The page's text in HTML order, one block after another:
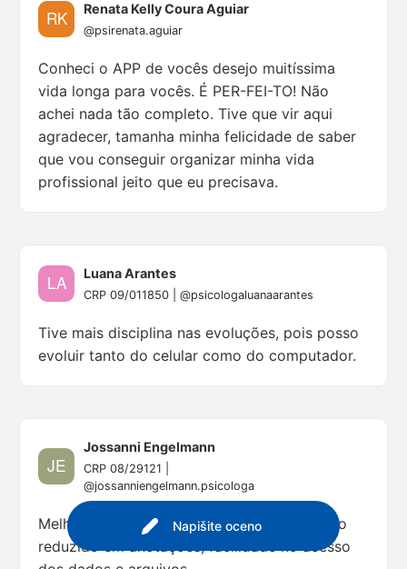
Napišite oceno
Renata Kelly Coura Aguiar
@psirenata.aguiar
Conheci o APP de vocês desejo muitíssima
vida longa para vocês. É PER-FEI-TO! Não
achei nada tão completo. Tive que vir aqui
agradecer, tamanha minha felicidade de saber
que vou conseguir organizar minha vida
profissional jeito que eu precisava.
Luana Arantes
CRP 09/011850 | @psicologaluanaarantes
Tive mais disciplina nas evoluções, pois posso
evoluir tanto do celular como do computador.
Jossanni Engelmann
CRP 08/29121 |
@jossanniengelmann.psicologa
Melhorou muito a minha organização, tempo
reduzido em anotações, facilidade no acesso